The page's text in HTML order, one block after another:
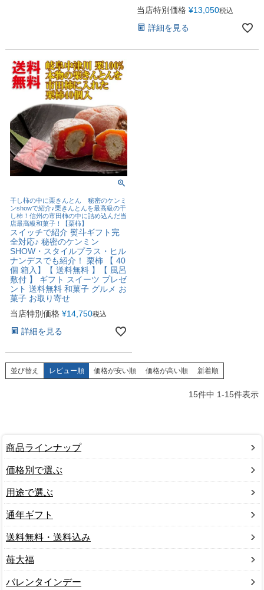
当店特別価格 ¥13,050税込
詳細を見る
干し柿の中に栗きんとん 秘密のケンミ
ンshowで紹介♪栗きんとんを最高級の干
し柿！信州の市田柿の中に詰め込んだ当
店最高級和菓子！【栗柿】
スイッチで紹介 熨斗ギフト完
全対応♪ 秘密のケンミン
SHOW・スタイルプラス・ヒル
ナンデスでも紹介！ 栗柿 【 40
個 箱入】【 送料無料 】【 風呂
敷付 】 ギフト スイーツ プレゼ
ント 送料無料 和菓子 グルメ お
菓子 お取り寄せ
当店特別価格 ¥14,750税込
詳細を見る
並び替え レビュー順 価格が安い順 価格が高い順 新着順
15件中 1-15件表示
商品ラインナップ
価格別で選ぶ
用途で選ぶ
通年ギフト
送料無料・送料込み
苺大福
バレンタインデー